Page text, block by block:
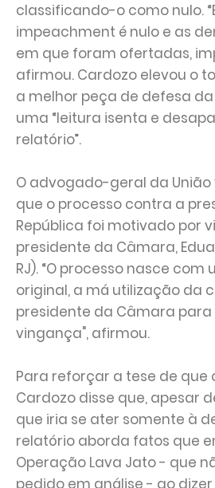
classificando-o como nulo.
impeachment é nulo e as
em que foram ofertadas,
afirmou. Cardozo elevou o
a melhor peça de defesa
uma “leitura isenta e
relatório”.
O advogado-geral da
que o processo contra a
República foi motivado por
presidente da Câmara,
RJ). “O processo nasce com
original, a má utilização da
presidente da Câmara
vingança", afirmou.
Para reforçar a tese de que
Cardozo disse que, apesar
que iria se ater somente à
relatório aborda fatos que
Operação Lava Jato - que
pedido em análise - ao